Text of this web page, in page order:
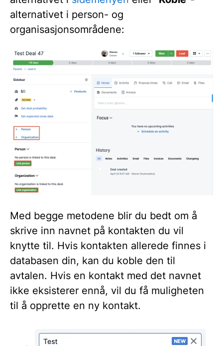
alternativet i person- og
organisasjonsområdene:
Med begge metodene blir du bedt om å
skrive inn navnet på kontakten du vil
knytte til. Hvis kontakten allerede finnes i
databasen din, kan du koble den til
avtalen. Hvis en kontakt med det navnet
ikke eksisterer ennå, vil du få muligheten
til å opprette en ny kontakt.